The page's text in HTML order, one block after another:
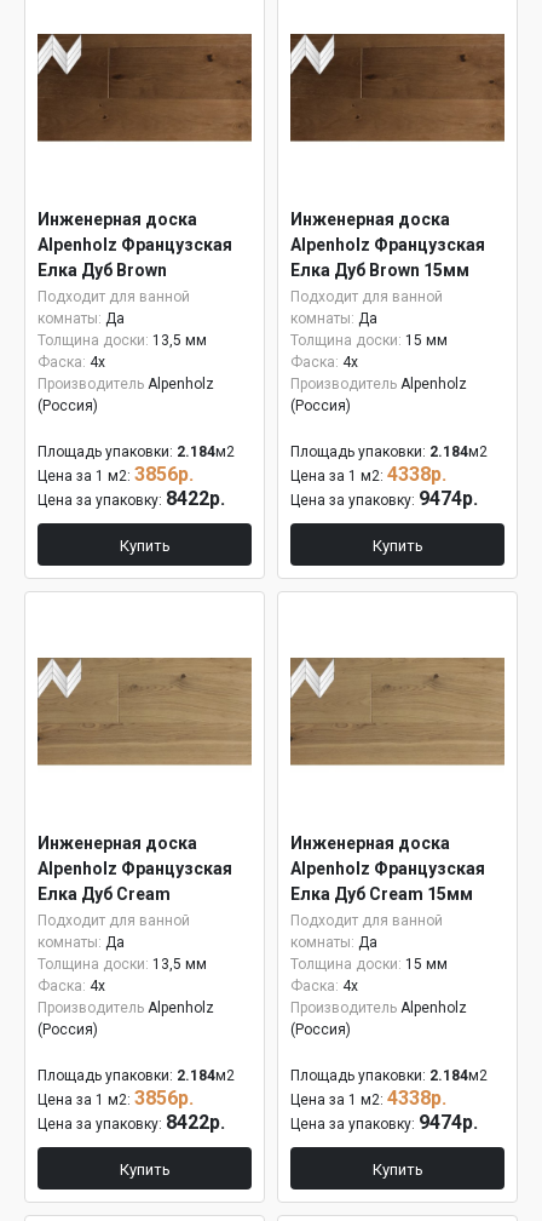
Инженерная доска
Alpenholz Французская
Елка Дуб Brown
Подходит для ванной
комнаты: Да
Толщина доски: 13,5 мм
Фаска: 4x
Производитель Alpenholz
(Россия)
Площадь упаковки: 2.184м2
Цена за 1 м2: 3856р.
Цена за упаковку: 8422р.
Купить
Инженерная доска
Alpenholz Французская
Елка Дуб Brown 15мм
Подходит для ванной
комнаты: Да
Толщина доски: 15 мм
Фаска: 4x
Производитель Alpenholz
(Россия)
Площадь упаковки: 2.184м2
Цена за 1 м2: 4338р.
Цена за упаковку: 9474р.
Купить
Инженерная доска
Alpenholz Французская
Елка Дуб Cream
Подходит для ванной
комнаты: Да
Толщина доски: 13,5 мм
Фаска: 4x
Производитель Alpenholz
(Россия)
Площадь упаковки: 2.184м2
Цена за 1 м2: 3856р.
Цена за упаковку: 8422р.
Купить
Инженерная доска
Alpenholz Французская
Елка Дуб Cream 15мм
Подходит для ванной
комнаты: Да
Толщина доски: 15 мм
Фаска: 4x
Производитель Alpenholz
(Россия)
Площадь упаковки: 2.184м2
Цена за 1 м2: 4338р.
Цена за упаковку: 9474р.
Купить